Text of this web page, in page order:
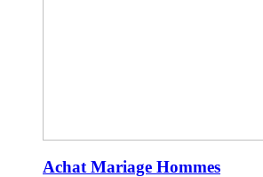
Achat Mariage Hommes